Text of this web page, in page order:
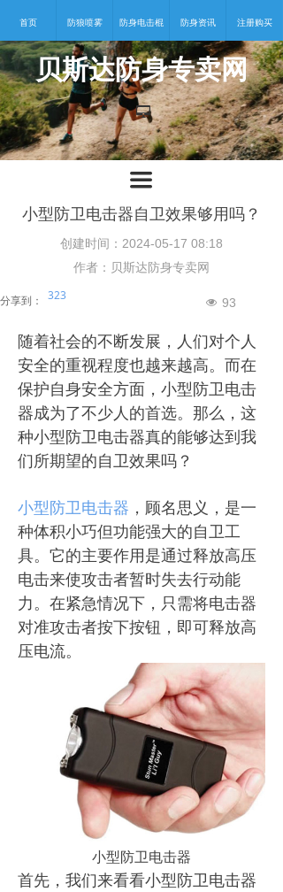
贝斯达防身专卖网
首页 防狼喷雾 防身电击棍 防身资讯 注册购买
넡
小型防卫电击器自卫效果够用吗？
随着社会的不断发展，人们对个人
安全的重视程度也越来越高。而在
保护自身安全方面，小型防卫电击
器成为了不少人的首选。那么，这
种小型防卫电击器真的能够达到我
们所期望的自卫效果吗？
小型防卫电击器 ，顾名思义，是一
种体积小巧但功能强大的自卫工
具。它的主要作用是通过释放高压
电击来使攻击者暂时失去行动能
力。在紧急情况下，只需将电击器
对准攻击者按下按钮，即可释放高
压电流。
小型防卫电击器
首先，我们来看看小型防卫电击器
넶 93
分享到： 323
创建时间： 2024-05-17 08:18
作者：贝斯达防身专卖网
끀